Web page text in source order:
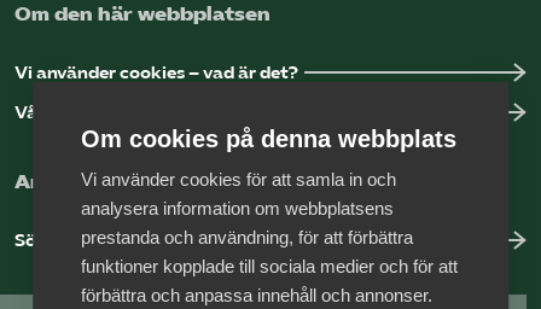
Om den här webbplatsen
Vi använder cookies – vad är det?
Vår dataskyddspolicy
Arbeta hos Vårdföretagarna?
Sök jobb hos oss
Om cookies på denna webbplats
Vi använder cookies för att samla in och
analysera information om webbplatsens
prestanda och användning, för att förbättra
funktioner kopplade till sociala medier och för att
förbättra och anpassa innehåll och annonser.